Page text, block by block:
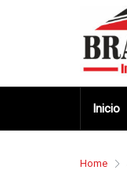
Inicio
Home